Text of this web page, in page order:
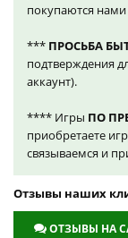
покупаются
*** ПРОСЬБА
подтверждения
аккаунт).
**** Игры ПО
приобретаете
связываемся и
Отзывы наших
ОТЗЫВЫ НА